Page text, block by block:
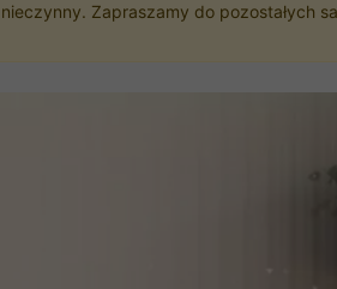
Zapraszamy do pozostałych